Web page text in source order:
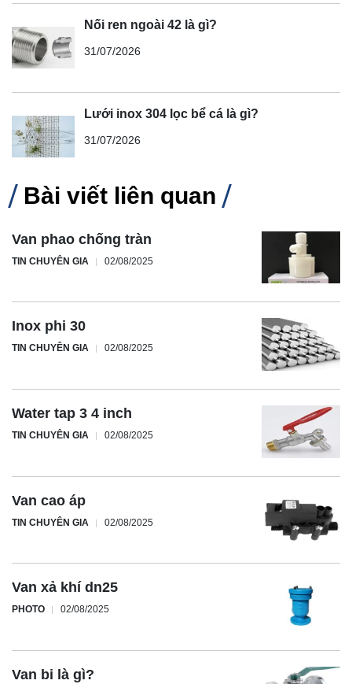
Nối ren ngoài 42 là gì?
31/07/2026
Lưới inox 304 lọc bể cá là gì?
31/07/2026
Bài viết liên quan
Van phao chống tràn
TIN CHUYÊN GIA 02/08/2025
Inox phi 30
TIN CHUYÊN GIA 02/08/2025
Water tap 3 4 inch
TIN CHUYÊN GIA 02/08/2025
Van cao áp
TIN CHUYÊN GIA 02/08/2025
Van xả khí dn25
PHOTO 02/08/2025
Van bi là gì?